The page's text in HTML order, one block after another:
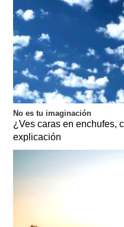
No es tu imaginación
¿Ves caras en enchufes,
explicación